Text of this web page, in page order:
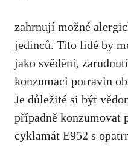
zahrnují možné
jedinců. Tito lidé by
jako svědění,
konzumaci potravin
Je důležité si být
případně konzumovat
cyklamát E952 s